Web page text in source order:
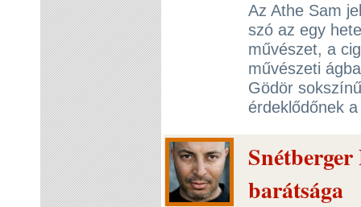
Az Athe Sam
szó az egy
művészet, a
művészeti
Gödör
érdeklődőnek
Snétberger
barátsága